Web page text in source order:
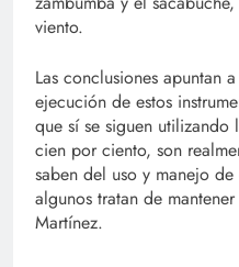
viento.
Las conclusiones apuntan
ejecución de estos
que sí se siguen utilizando
cien por ciento, son
saben del uso y manejo
algunos tratan de
Martínez.